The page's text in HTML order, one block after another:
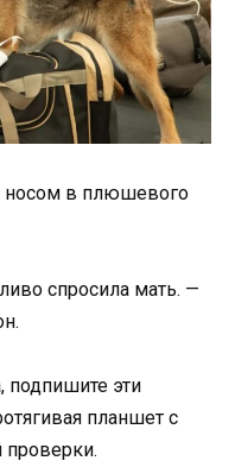
носом в плюшевого
спросила мать. —
подпишите эти
планшет с